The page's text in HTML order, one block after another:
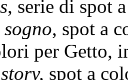
, serie di spot
, spot a
per Getto,
spot a